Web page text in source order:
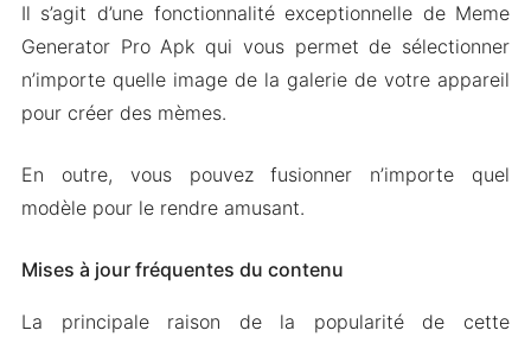
Il s’agit d’une fonctionnalité exceptionnelle de Meme
Generator Pro Apk qui vous permet de sélectionner
n’importe quelle image de la galerie de votre appareil
pour créer des mèmes.
En outre, vous pouvez fusionner n’importe quel
modèle pour le rendre amusant.
Mises à jour fréquentes du contenu
La principale raison de la popularité de cette